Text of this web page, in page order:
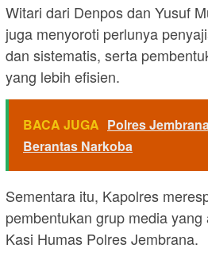
Witari dari Denpos dan Yusuf
juga menyoroti perlunya
dan sistematis, serta
yang lebih efisien.
BACA JUGA Polres
Berantas Narkoba
Sementara itu, Kapolres
pembentukan grup media
Kasi Humas Polres Jembrana.